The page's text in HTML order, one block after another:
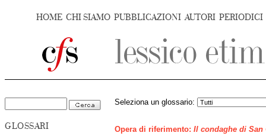
HOME CHI SIAMO PUBBLICAZIONI AUTORI PERIODICI
GLOSSARI
Seleziona un glossario:
Opera di riferimento: Il condaghe di San